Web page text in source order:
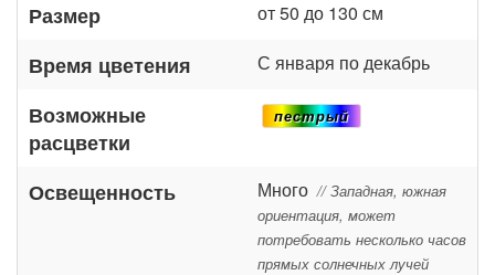
Размер от 50 до 130 см
Время цветения С января по декабрь
Возможные
расцветки
пестрый
Освещенность Много // Западная, южная
ориентация, может
потребовать несколько часов
прямых солнечных лучей